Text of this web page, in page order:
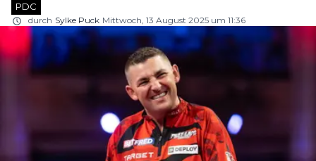
PDC
durch Sylke Puck Mittwoch, 13 August 2025 um 11:36